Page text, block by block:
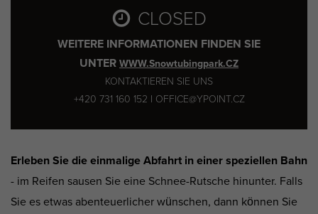
CLOSED
WEITERE INFORMATIONEN FINDEN SIE
UNTER WWW.Snowtubingpark.CZ
KONTAKTIEREN SIE UNS
+420 731 160 152 I OFFICE@YPOINT.CZ
Erleben Sie die einmalige Abfahrt in einer speziellen Bahn
- im Reifen sausen Sie eine Schnee-Rutsche hinunter. Falls
Sie es etwas abenteuerlicher wünschen, dann können Sie